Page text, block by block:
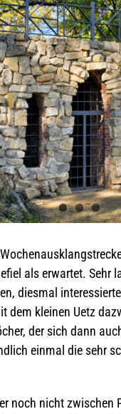
als erwar­tet. Sehr
dies­mal
dem klei­nen Uetz
der sich dann
ein­mal die sehr
noch nicht zwi­schen